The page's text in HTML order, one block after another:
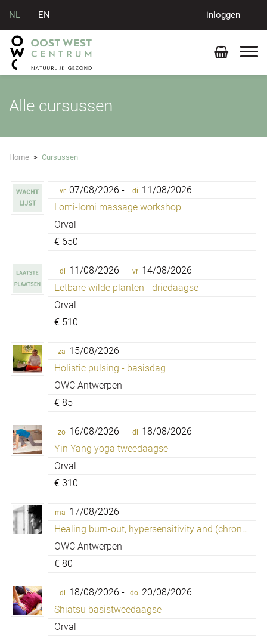
NL EN inloggen
Alle cursussen
Home > Cursussen
vr 07/08/2026 - di 11/08/2026
Lomi-lomi massage workshop
Orval
€ 650
di 11/08/2026 - vr 14/08/2026
Eetbare wilde planten - driedaagse
Orval
€ 510
za 15/08/2026
Holistic pulsing - basisdag
OWC Antwerpen
€ 85
zo 16/08/2026 - di 18/08/2026
Yin Yang yoga tweedaagse
Orval
€ 310
ma 17/08/2026
Healing burn-out, hypersensitivity and (chronic) fatigue
OWC Antwerpen
€ 80
di 18/08/2026 - do 20/08/2026
Shiatsu basistweedaagse
Orval